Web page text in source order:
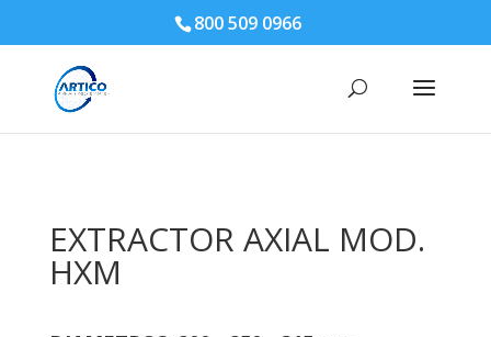
800 509 0966
EXTRACTOR AXIAL MOD.
HXM